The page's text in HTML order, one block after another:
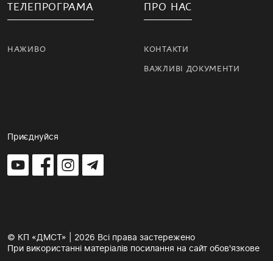
ТЕЛЕПРОГРАМА
НАЖИВО
ПРО НАС
КОНТАКТИ
ВАЖЛИВІ ДОКУМЕНТИ
Приєднуйся
© КП «ДМСТ» | 2026 Всі права застережено
При використанні матеріалів посилання на сайт обов'язкове